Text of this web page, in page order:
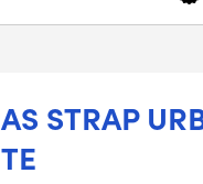
STRAP